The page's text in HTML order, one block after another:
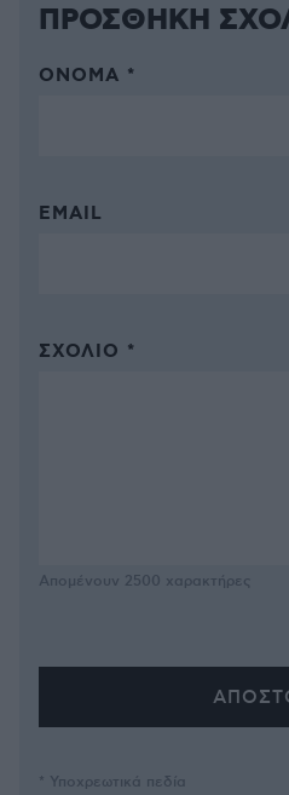
ΠΡΟΣΘΗΚΗ
ΌΝΟΜΑ *
EMAIL
ΣΧΌΛΙΟ *
Απομένουν 2500 χαρακτήρες
* Υποχρεωτικά πεδία